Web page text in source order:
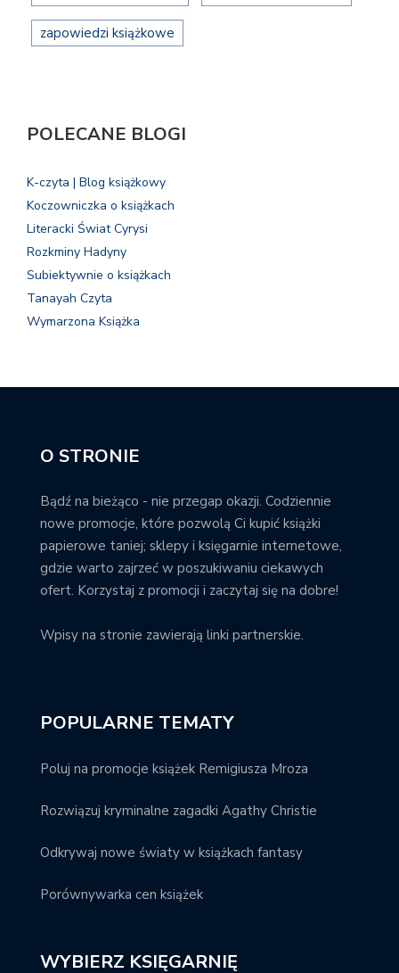
zapowiedzi książkowe
POLECANE BLOGI
K-czyta | Blog książkowy
Koczowniczka o książkach
Literacki Świat Cyrysi
Rozkminy Hadyny
Subiektywnie o książkach
Tanayah Czyta
Wymarzona Książka
O STRONIE
Bądź na bieżąco - nie przegap okazji. Codziennie
nowe promocje, które pozwolą Ci kupić książki
papierowe taniej; sklepy i księgarnie internetowe,
gdzie warto zajrzeć w poszukiwaniu ciekawych
ofert. Korzystaj z promocji i zaczytaj się na dobre!
Wpisy na stronie zawierają linki partnerskie.
POPULARNE TEMATY
Poluj na promocje książek Remigiusza Mroza
Rozwiązuj kryminalne zagadki Agathy Christie
Odkrywaj nowe światy w książkach fantasy
Porównywarka cen książek
WYBIERZ KSIĘGARNIĘ